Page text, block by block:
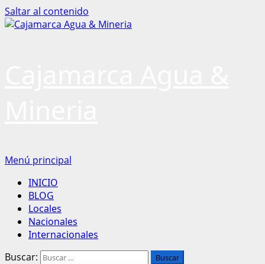
Saltar al contenido
Menú principal
INICIO
BLOG
Locales
Nacionales
Internacionales
Buscar: